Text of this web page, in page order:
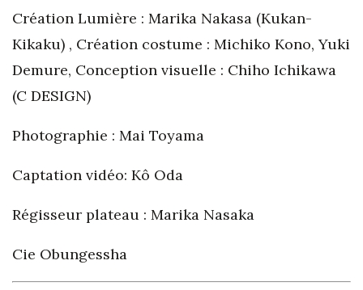
Création Lumière : Marika Nakasa (Kukan-
Kikaku) , Création costume : Michiko Kono, Yuki
Demure, Conception visuelle : Chiho Ichikawa
(C DESIGN)
Photographie : Mai Toyama
Captation vidéo: Kô Oda
Régisseur plateau : Marika Nasaka
Cie Obungessha